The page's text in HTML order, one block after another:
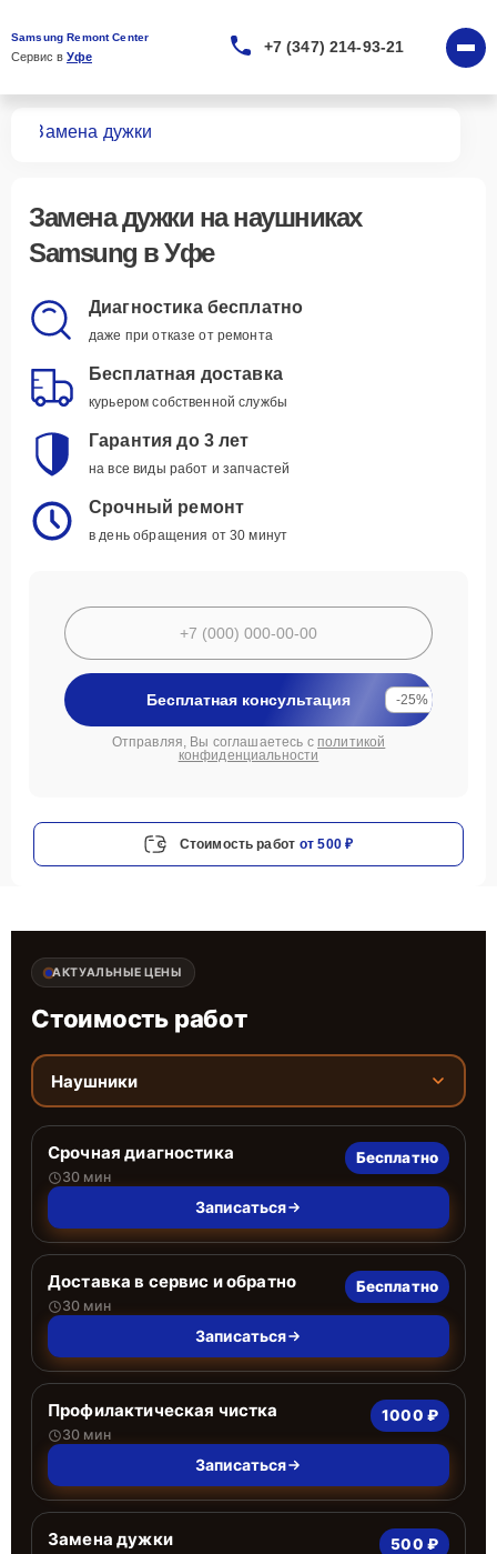
Samsung Remont Center
Сервис в Уфе
+7 (347) 214-93-21
Замена дужки
Замена дужки на наушниках
Samsung в Уфе
Диагностика бесплатно
даже при отказе от ремонта
Бесплатная доставка
курьером собственной службы
Гарантия до 3 лет
на все виды работ и запчастей
Срочный ремонт
в день обращения от 30 минут
Бесплатная консультация -25%
Отправляя, Вы соглашаетесь с политикой
конфиденциальности
Стоимость работ от 500 ₽
АКТУАЛЬНЫЕ ЦЕНЫ
Стоимость работ
Наушники
Срочная диагностика
30 мин
Бесплатно
Записаться
Доставка в сервис и обратно
30 мин
Бесплатно
Записаться
Профилактическая чистка
30 мин
1000 ₽
Записаться
Замена дужки 500 ₽